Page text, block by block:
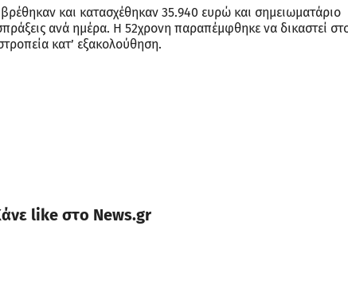
και κατασχέθηκαν 35.940 ευρώ και σημειωματάριο
ανά ημέρα. H 52χρονη παραπέμφθηκε να δικαστεί
κατ’ εξακολούθηση.
like στο News.gr